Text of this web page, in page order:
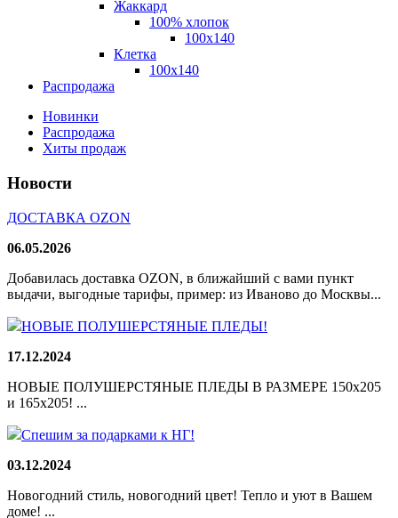
Жаккард
100% хлопок
100x140
Клетка
100х140
Распродажа
Новинки
Распродажа
Хиты продаж
Новости
ДОСТАВКА OZON
06.05.2026
Добавилась доставка OZON, в ближайший с вами пункт
выдачи, выгодные тарифы, пример: из Иваново до Москвы...
НОВЫЕ ПОЛУШЕРСТЯНЫЕ ПЛЕДЫ!
17.12.2024
НОВЫЕ ПОЛУШЕРСТЯНЫЕ ПЛЕДЫ В РАЗМЕРЕ 150х205
и 165х205! ...
Спешим за подарками к НГ!
03.12.2024
Новогодний стиль, новогодний цвет! Тепло и уют в Вашем
доме! ...